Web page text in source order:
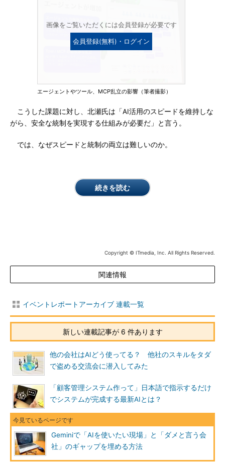
画像をご覧いただくには会員登録が必要です
会員登録(無料)・ログイン
エージェントやツール、MCP乱立の影響（筆者撮影）
こうした課題に対し、北瀬氏は「AI活用のスピードを維持しな
がら、安全な統制を実現する仕組みが必要だ」と言う。
では、なぜスピードと統制の両立は難しいのか。
続きを読む
Copyright © ITmedia, Inc. All Rights Reserved.
関連情報
イベントレポートアーカイブ 連載一覧
新しい連載記事が 6 件あります
他の会社はAIどう使ってる？ 他社のスキルをタダ
で盗める交流会に潜入してみた
「顧客管理システム作って」日本語で指示するだけ
でシステムが完成する最新AIとは？
Geminiで「AIを使いたい現場」と「ダメと言う会
社」のギャップを埋める方法